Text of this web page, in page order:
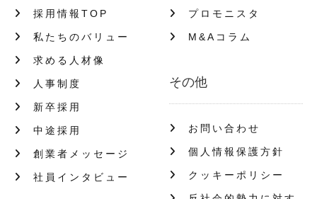
採用情報TOP
私たちのバリュー
求める人材像
人事制度
新卒採用
中途採用
創業者メッセージ
社員インタビュー
プロモニスタ
M&Aコラム
その他
お問い合わせ
個人情報保護方針
クッキーポリシー